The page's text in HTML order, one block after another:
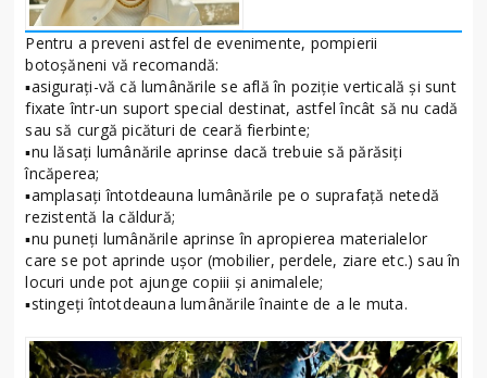
Pentru a preveni astfel de evenimente, pompierii
botoșăneni vă recomandă:
▪asigurați-vă că lumânările se află în poziţie verticală şi sunt
fixate într-un suport special destinat, astfel încât să nu cadă
sau să curgă picături de ceară fierbinte;
▪nu lăsați lumânările aprinse dacă trebuie să părăsiţi
încăperea;
▪amplasați întotdeauna lumânările pe o suprafaţă netedă
rezistentă la căldură;
▪nu puneți lumânările aprinse în apropierea materialelor
care se pot aprinde uşor (mobilier, perdele, ziare etc.) sau în
locuri unde pot ajunge copiii şi animalele;
▪stingeți întotdeauna lumânările înainte de a le muta.